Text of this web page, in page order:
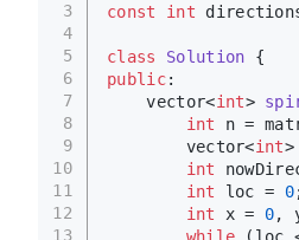
3
4
5
6
7
8
9
10
11
12
13
const
int
class Solution {
public:
vector<int>
int n =
vector<int>
int
int loc = 0
int x = 0,
while (loc